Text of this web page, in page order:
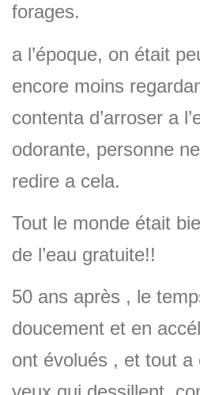
forages.
a l’époque, on était
encore moins
contenta d’arroser a
odorante, personne
redire a cela.
Tout le monde était
de l’eau gratuite!!
50 ans après , le
doucement et en
ont évolués , et tout a